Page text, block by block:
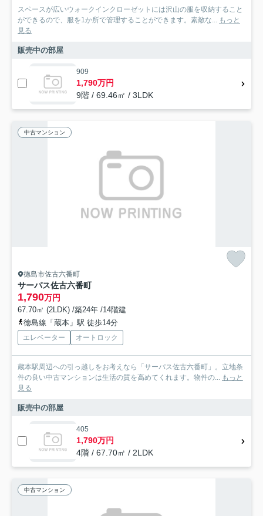
スペースが広いウォークインクローゼットには沢山の服を収納すること
ができるので、服を1か所で管理することができます。素敵な...
もっと
見る
販売中の部屋
909
1,790万円
9階 / 69.46㎡ / 3LDK
中古マンション
徳島市佐古六番町
サーパス佐古六番町
1,790万円
67.70㎡ (2LDK) /築24年 /14階建
徳島線「蔵本」駅 徒歩14分
エレベーター オートロック
蔵本駅周辺への引っ越しをお考えなら「サーパス佐古六番町」。立地条
件の良い中古マンションは生活の質を高めてくれます。物件の...
もっと
見る
販売中の部屋
405
1,790万円
4階 / 67.70㎡ / 2LDK
中古マンション